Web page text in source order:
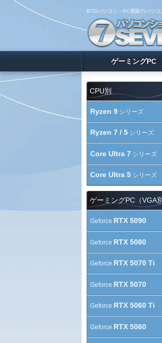
BTOパソコン・PC通販のパソ
ゲーミングPC
CPU別
Ryzen 9 シリーズ
Ryzen 7 / 5 シリーズ
Core Ultra 7 シリーズ
Core Ultra 5 シリーズ
ゲーミングPC（VGA別
Geforce RTX 5090
Geforce RTX 5080
Geforce RTX 5070 Ti
Geforce RTX 5070
Geforce RTX 5060 Ti
Geforce RTX 5060